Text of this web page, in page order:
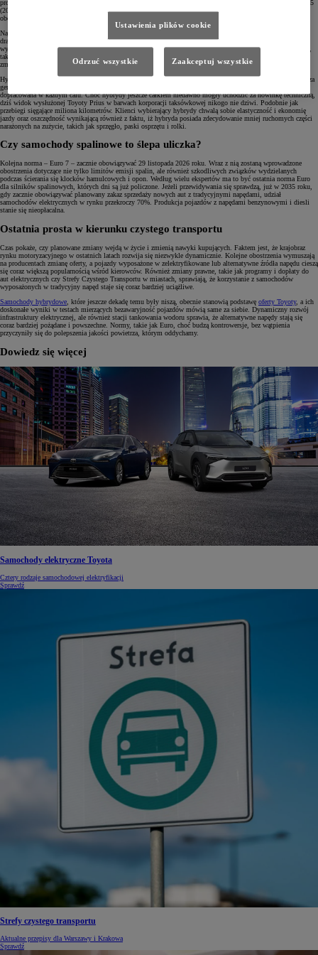
producentach stosowanie bardziej zaawansowanych technologii, takich jak katalizatory. Euro 4 (2005) i Euro 5
(2009) po raz kolejny obniżyły dopuszczalne poziomy emisji, szczególnie dla silników Diesla. Efektem tych
obostrzeń było m.in. powszechne wprowadzenie filtrów cząstek stałych (DPF) w dieslach.
Najnowsza norma – Euro 6 – obowiązuje od 2014 roku, choć wiele razy ją aktualizowano. W efekcie
drastycznego ograniczenia emisji tlenków azotu i cząstek stałych, zwłaszcza w pojazdach z silnikami
wysokoprężnymi, producenci zostali zmuszeni do zastosowania jeszcze bardziej zaawansowanych technologii,
takich jak systemy oczyszczania spalin wykorzystujące AdBlue czyli wodny roztwór mocznika, który
zmieszany ze spalinami oczyszcza je.
Hybrydy tradycyjne istnieją na rynku bardzo długo, a konkretnie od 1997 roku, kiedy premierę miała pierwsza
generacja Toyoty Prius. Kolejne, coraz lepsze wersje napędu hybrydowego sprawiły, że technologia ta została
dopracowana w każdym calu. Choć hybrydy jeszcze całkiem niedawno mogły uchodzić za nowinkę techniczną,
dziś widok wysłużonej Toyoty Prius w barwach korporacji taksówkowej nikogo nie dziwi. Podobnie jak
przebiegi sięgające miliona kilometrów. Klienci wybierający hybrydy chwalą sobie elastyczność i ekonomię
jazdy oraz oszczędność wynikającą również z faktu, iż hybryda posiada zdecydowanie mniej ruchomych części
narażonych na zużycie, takich jak sprzęgło, paski osprzętu i rolki.
Czy samochody spalinowe to ślepa uliczka?
Kolejna norma – Euro 7 – zacznie obowiązywać 29 listopada 2026 roku. Wraz z nią zostaną wprowadzone
obostrzenia dotyczące nie tylko limitów emisji spalin, ale również szkodliwych związków wydzielanych
podczas ścierania się klocków hamulcowych i opon. Według wielu ekspertów ma to być ostatnia norma Euro
dla silników spalinowych, których dni są już policzone. Jeżeli przewidywania się sprawdzą, już w 2035 roku,
gdy zacznie obowiązywać planowany zakaz sprzedaży nowych aut z tradycyjnymi napędami, udział
samochodów elektrycznych w rynku przekroczy 70%. Produkcja pojazdów z napędami benzynowymi i diesli
stanie się nieopłacalna.
Ostatnia prosta w kierunku czystego transportu
Czas pokaże, czy planowane zmiany wejdą w życie i zmienią nawyki kupujących. Faktem jest, że krajobraz
rynku motoryzacyjnego w ostatnich latach rozwija się niezwykle dynamicznie. Kolejne obostrzenia wymuszają
na producentach zmianę oferty, a pojazdy wyposażone w zelektryfikowane lub alternatywne źródła napędu cieszą
się coraz większą popularnością wśród kierowców. Również zmiany prawne, takie jak programy i dopłaty do
aut elektrycznych czy Strefy Czystego Transportu w miastach, sprawiają, że korzystanie z samochodów
wyposażonych w tradycyjny napęd staje się coraz bardziej uciążliwe.
Samochody hybrydowe, które jeszcze dekadę temu były niszą, obecnie stanowią podstawę oferty Toyoty, a ich
doskonałe wyniki w testach mierzących bezawaryjność pojazdów mówią same za siebie. Dynamiczny rozwój
infrastruktury elektrycznej, ale również stacji tankowania wodoru sprawia, że alternatywne napędy stają się
coraz bardziej pożądane i powszechne. Normy, takie jak Euro, choć budzą kontrowersje, bez wątpienia
przyczyniły się do polepszenia jakości powietrza, którym oddychamy.
Dowiedz się więcej
Samochody elektryczne Toyota
Cztery rodzaje samochodowej elektryfikacji
Sprawdź
Strefy czystego transportu
Aktualne przepisy dla Warszawy i Krakowa
Sprawdź
Ustawienia plików cookie
Odrzuć wszystkie Zaakceptuj wszystkie